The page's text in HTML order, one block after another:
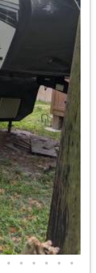
• • • • • •